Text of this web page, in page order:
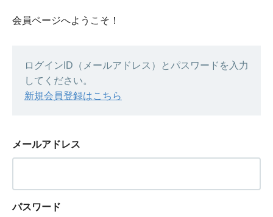
会員ページへようこそ！
ログインID（メールアドレス）とパスワードを入力
してください。
新規会員登録はこちら
メールアドレス
パスワード